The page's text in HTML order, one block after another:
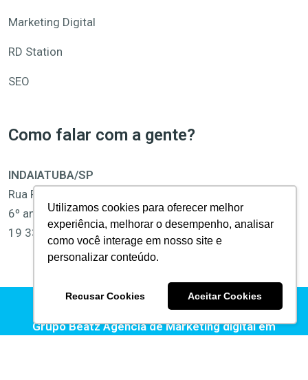
Utilizamos cookies para oferecer melhor
experiência, melhorar o desempenho, analisar
como você interage em nosso site e
personalizar conteúdo.
Recusar Cookies Aceitar Cookies
Marketing Digital
RD Station
SEO
Como falar com a gente?
INDAIATUBA/SP
Rua Pedro Gonçalves, 1400
6º andar, Sala 61 e 62, Centro
19 3312-1877 | 19 3312-1878
© 2025 Platz Marketing Intelligence ·
Grupo Beatz Agência de Marketing digital em